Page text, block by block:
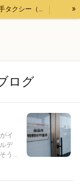
まごの手タクシー（用事の代行、飲食のテイクアウトなど） »
ログ
イ
デ
う...